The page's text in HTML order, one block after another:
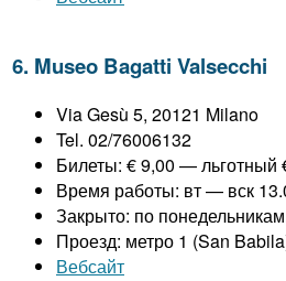
6. Museo Bagatti Valsecchi
Via Gesù 5, 20121 Milano
Tel. 02/76006132
Билеты: € 9,00 — льготный
Время работы: вт — вск
Закрыто: по
Проезд: метро 1 (San
Вебсайт